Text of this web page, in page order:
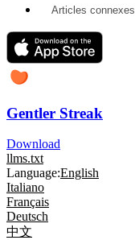
Articles connexes
Gentler Streak
Download
llms.txt
Language:English
Italiano
Français
Deutsch
中文